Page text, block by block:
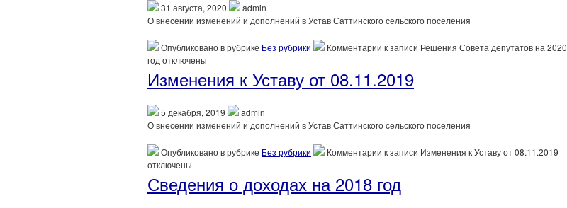
31 августа, 2020
admin
О внесении изменений и дополнений в Устав Саттинского сельского поселения
Опубликовано в рубрике Без рубрики Комментарии к записи Решения Совета депутатов на 2020
год отключены
Изменения к Уставу от 08.11.2019
5 декабря, 2019
admin
О внесении изменений и дополнений в Устав Саттинского сельского поселения
Опубликовано в рубрике Без рубрики Комментарии к записи Изменения к Уставу от 08.11.2019
отключены
Сведения о доходах на 2018 год